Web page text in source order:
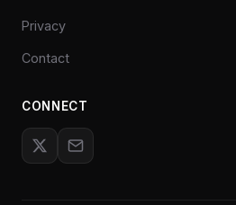
Privacy
Contact
CONNECT